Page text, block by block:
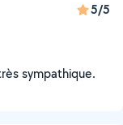
5/5
sympathique.